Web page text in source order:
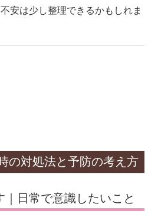
安は少し整理できるかもしれま
の対処法と予防の考え方
｜日常で意識したいこと